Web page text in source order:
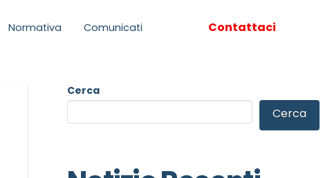
Normativa Comunicati Contattaci
Cerca
Cerca